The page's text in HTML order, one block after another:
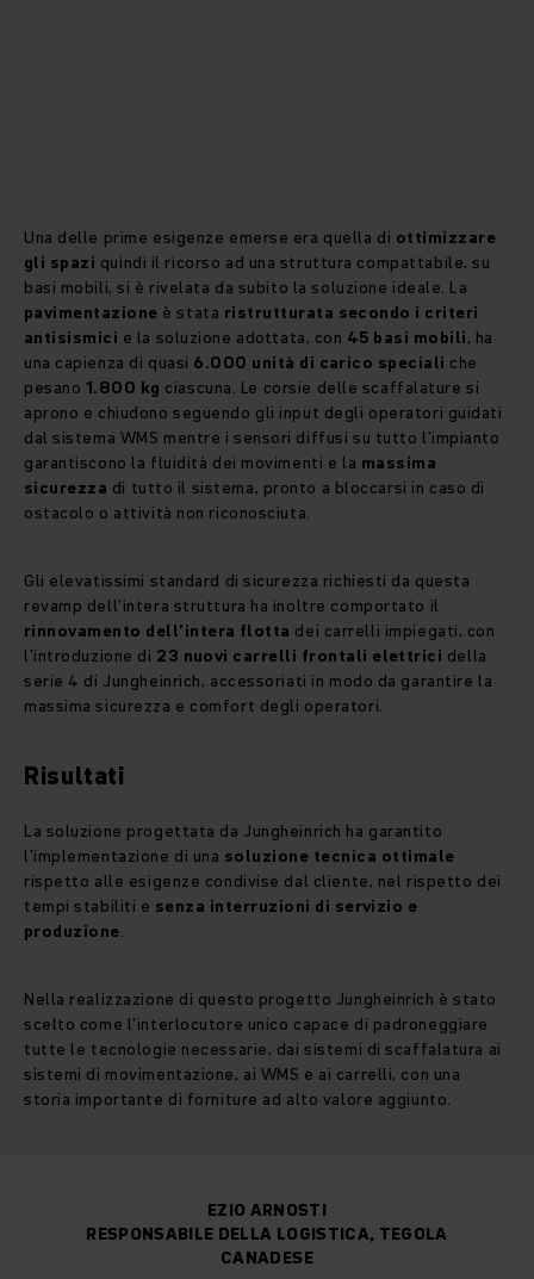
Una delle prime esigenze emerse era quella di ottimizzare
gli spazi quindi il ricorso ad una struttura compattabile, su
basi mobili, si è rivelata da subito la soluzione ideale. La
pavimentazione è stata ristrutturata secondo i criteri
antisismici e la soluzione adottata, con 45 basi mobili, ha
una capienza di quasi 6.000 unità di carico speciali che
pesano 1.800 kg ciascuna. Le corsie delle scaffalature si
aprono e chiudono seguendo gli input degli operatori guidati
dal sistema WMS mentre i sensori diffusi su tutto l’impianto
garantiscono la fluidità dei movimenti e la massima
sicurezza di tutto il sistema, pronto a bloccarsi in caso di
ostacolo o attività non riconosciuta.
Gli elevatissimi standard di sicurezza richiesti da questa
revamp dell’intera struttura ha inoltre comportato il
rinnovamento dell’intera flotta dei carrelli impiegati, con
l’introduzione di 23 nuovi carrelli frontali elettrici della
serie 4 di Jungheinrich, accessoriati in modo da garantire la
massima sicurezza e comfort degli operatori.
Risultati
La soluzione progettata da Jungheinrich ha garantito
l’implementazione di una soluzione tecnica ottimale
rispetto alle esigenze condivise dal cliente, nel rispetto dei
tempi stabiliti e senza interruzioni di servizio e
produzione.
Nella realizzazione di questo progetto Jungheinrich è stato
scelto come l’interlocutore unico capace di padroneggiare
tutte le tecnologie necessarie, dai sistemi di scaffalatura ai
sistemi di movimentazione, ai WMS e ai carrelli, con una
storia importante di forniture ad alto valore aggiunto.
EZIO ARNOSTI
RESPONSABILE DELLA LOGISTICA, TEGOLA
CANADESE